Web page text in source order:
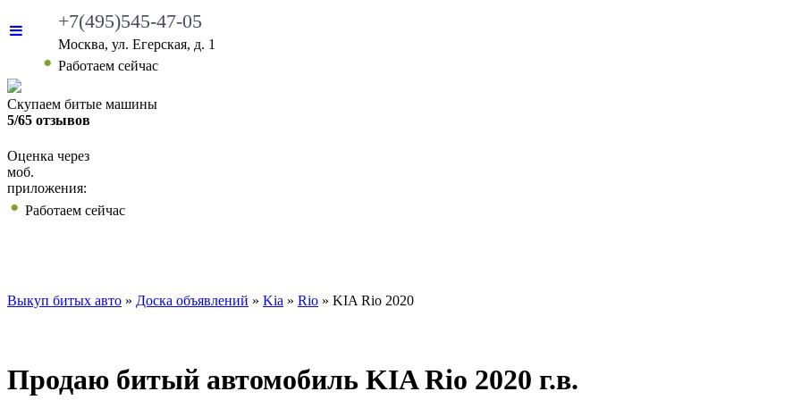
+7(495)545-47-05
Москва, ул. Егерская, д. 1
Работаем сейчас
Скупаем битые машины
5/65 отзывов
Оценка через
моб.
приложения:
Работаем сейчас
Выкуп битых авто » Доска объявлений » Kia » Rio » KIA Rio 2020
Продаю битый автомобиль KIA Rio 2020 г.в.